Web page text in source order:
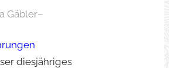
Gäbler–
diesjähriges